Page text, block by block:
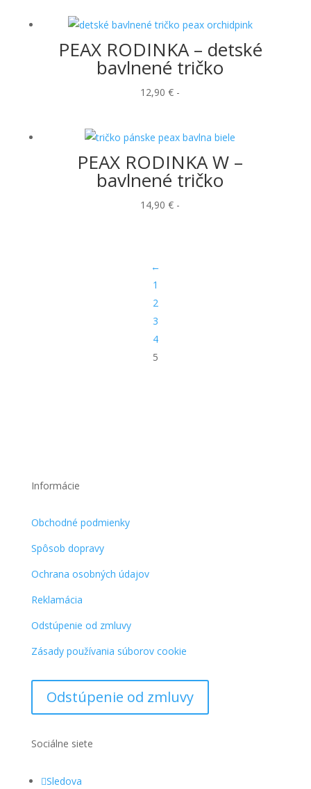
PEAX RODINKA – detské
bavlnené tričko
12,90€ -
PEAX RODINKA W –
bavlnené tričko
14,90€ -
←
1
2
3
4
5
Informácie
Obchodné podmienky
Spôsob dopravy
Ochrana osobných údajov
Reklamácia
Odstúpenie od zmluvy
Zásady používania súborov cookie
Odstúpenie od zmluvy
Sociálne siete
Sledova